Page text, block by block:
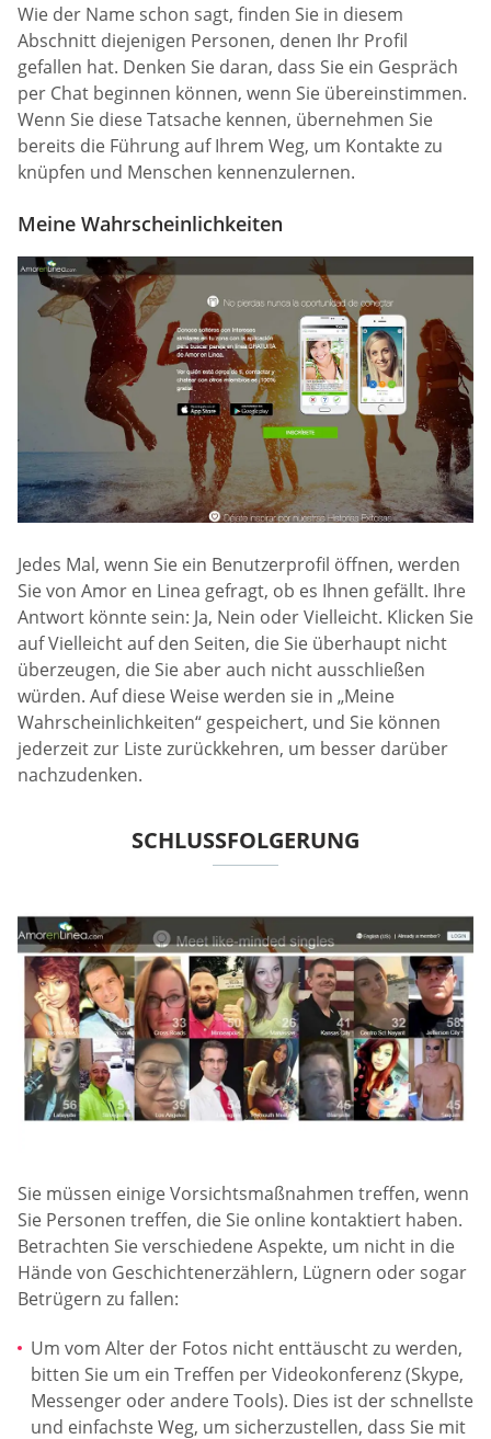
Wie der Name schon sagt, finden Sie in diesem
Abschnitt diejenigen Personen, denen Ihr Profil
gefallen hat. Denken Sie daran, dass Sie ein Gespräch
per Chat beginnen können, wenn Sie übereinstimmen.
Wenn Sie diese Tatsache kennen, übernehmen Sie
bereits die Führung auf Ihrem Weg, um Kontakte zu
knüpfen und Menschen kennenzulernen.
Meine Wahrscheinlichkeiten
Jedes Mal, wenn Sie ein Benutzerprofil öffnen, werden
Sie von Amor en Linea gefragt, ob es Ihnen gefällt. Ihre
Antwort könnte sein: Ja, Nein oder Vielleicht. Klicken Sie
auf Vielleicht auf den Seiten, die Sie überhaupt nicht
überzeugen, die Sie aber auch nicht ausschließen
würden. Auf diese Weise werden sie in „Meine
Wahrscheinlichkeiten“ gespeichert, und Sie können
jederzeit zur Liste zurückkehren, um besser darüber
nachzudenken.
SCHLUSSFOLGERUNG
Sie müssen einige Vorsichtsmaßnahmen treffen, wenn
Sie Personen treffen, die Sie online kontaktiert haben.
Betrachten Sie verschiedene Aspekte, um nicht in die
Hände von Geschichtenerzählern, Lügnern oder sogar
Betrügern zu fallen:
Um vom Alter der Fotos nicht enttäuscht zu werden,
bitten Sie um ein Treffen per Videokonferenz (Skype,
Messenger oder andere Tools). Dies ist der schnellste
und einfachste Weg, um sicherzustellen, dass Sie mit